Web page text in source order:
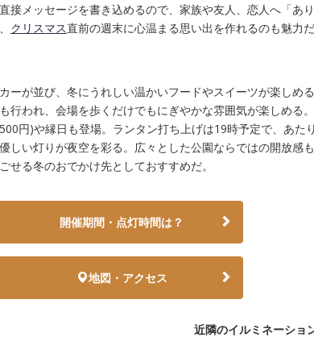
接メッセージを書き込めるので、家族や友人、恋人へ「あ
クリスマス直前の週末に心温まる思い出を作れるのも魅力だ
ーが並び、冬にうれしい温かいフードやスイーツが楽しめ
行われ、会場を歩くだけでもにぎやかな雰囲気が楽しめる
円)や縁日も登場。ランタン打ち上げは19時予定で、あた
しい灯りが夜空を彩る。広々とした公園ならではの開放感
せる冬のおでかけ先としておすすめだ。
開催期間・点灯時間は？
地図・アクセス
近隣のイルミネーショ